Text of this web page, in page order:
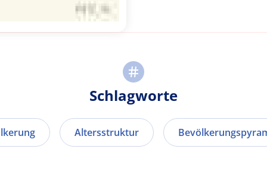
Schlagworte
Altersstruktur